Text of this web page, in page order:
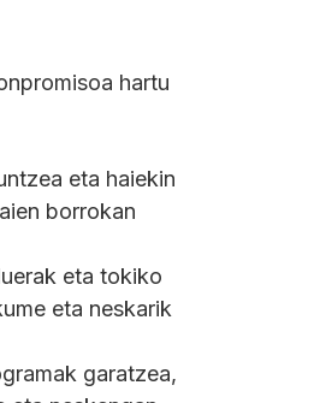
hartu
eta haiekin
borrokan
eta tokiko
eta neskarik
garatzea,